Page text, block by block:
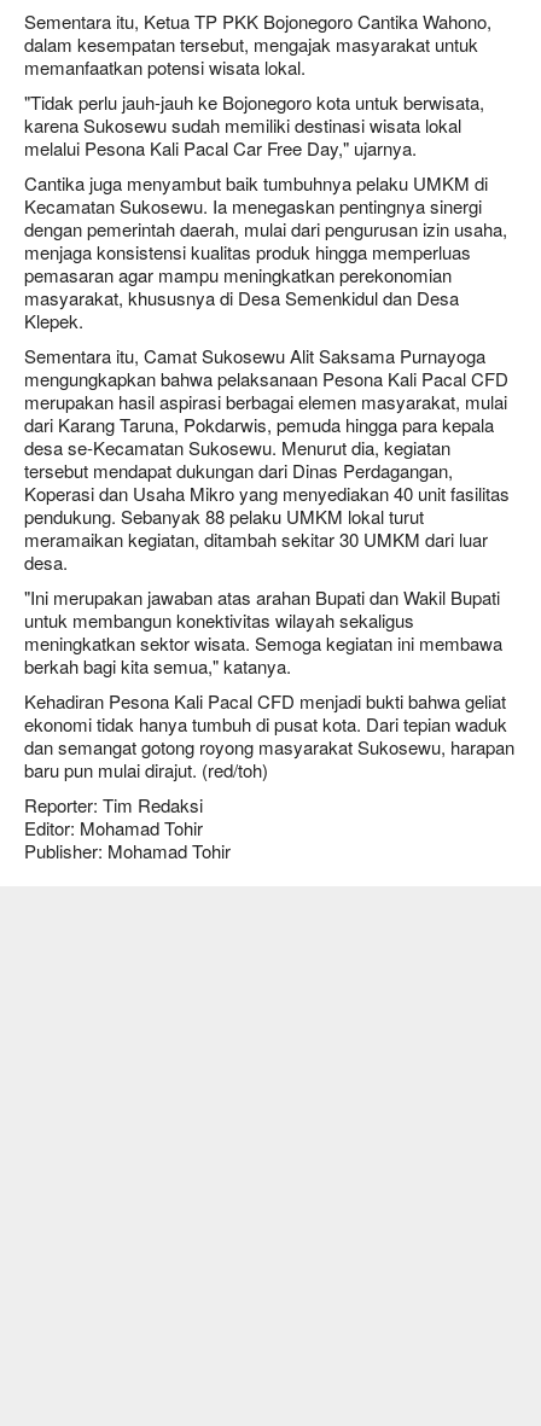
Sementara itu, Ketua TP PKK Bojonegoro Cantika Wahono,
dalam kesempatan tersebut, mengajak masyarakat untuk
memanfaatkan potensi wisata lokal.
"Tidak perlu jauh-jauh ke Bojonegoro kota untuk berwisata,
karena Sukosewu sudah memiliki destinasi wisata lokal
melalui Pesona Kali Pacal Car Free Day," ujarnya.
Cantika juga menyambut baik tumbuhnya pelaku UMKM di
Kecamatan Sukosewu. Ia menegaskan pentingnya sinergi
dengan pemerintah daerah, mulai dari pengurusan izin usaha,
menjaga konsistensi kualitas produk hingga memperluas
pemasaran agar mampu meningkatkan perekonomian
masyarakat, khususnya di Desa Semenkidul dan Desa
Klepek.
Sementara itu, Camat Sukosewu Alit Saksama Purnayoga
mengungkapkan bahwa pelaksanaan Pesona Kali Pacal CFD
merupakan hasil aspirasi berbagai elemen masyarakat, mulai
dari Karang Taruna, Pokdarwis, pemuda hingga para kepala
desa se-Kecamatan Sukosewu. Menurut dia, kegiatan
tersebut mendapat dukungan dari Dinas Perdagangan,
Koperasi dan Usaha Mikro yang menyediakan 40 unit fasilitas
pendukung. Sebanyak 88 pelaku UMKM lokal turut
meramaikan kegiatan, ditambah sekitar 30 UMKM dari luar
desa.
"Ini merupakan jawaban atas arahan Bupati dan Wakil Bupati
untuk membangun konektivitas wilayah sekaligus
meningkatkan sektor wisata. Semoga kegiatan ini membawa
berkah bagi kita semua," katanya.
Kehadiran Pesona Kali Pacal CFD menjadi bukti bahwa geliat
ekonomi tidak hanya tumbuh di pusat kota. Dari tepian waduk
dan semangat gotong royong masyarakat Sukosewu, harapan
baru pun mulai dirajut. (red/toh)
Reporter: Tim Redaksi
Editor: Mohamad Tohir
Publisher: Mohamad Tohir